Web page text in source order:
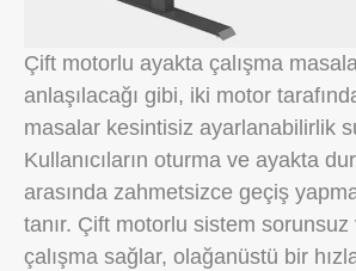
Çift motorlu ayakta çalışma
anlaşılacağı gibi, iki motor
masalar kesintisiz ayarlanabilirlik
Kullanıcıların oturma ve ayakta
arasında zahmetsizce geçiş
tanır. Çift motorlu sistem sorunsuz
çalışma sağlar, olağanüstü bir